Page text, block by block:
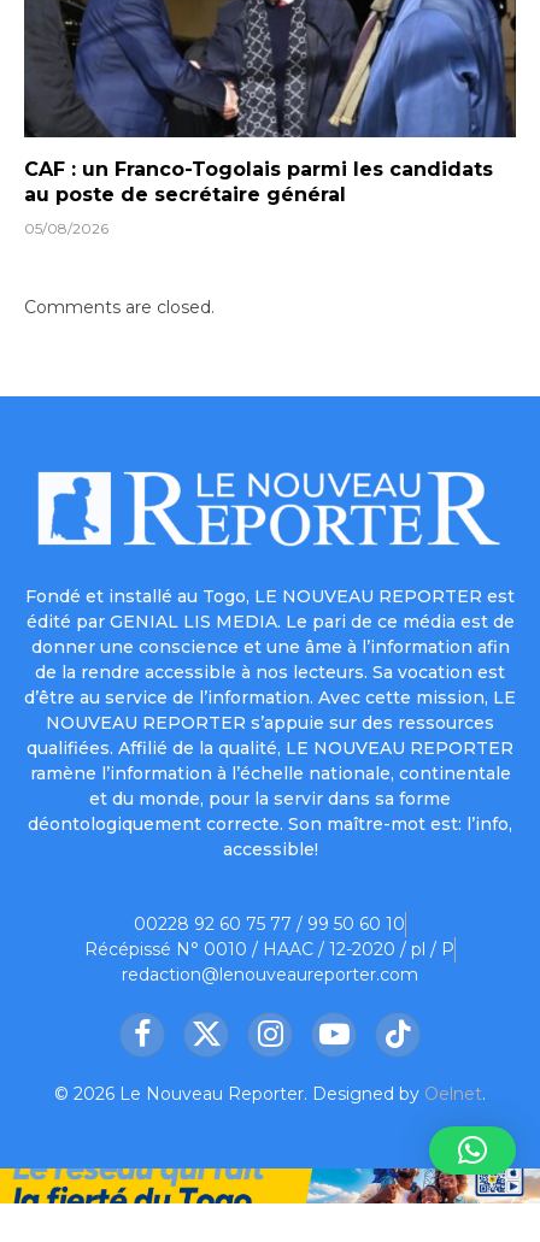
CAF : un Franco-Togolais parmi les candidats
au poste de secrétaire général
05/08/2026
Comments are closed.
Fondé et installé au Togo, LE NOUVEAU REPORTER est
édité par GENIAL LIS MEDIA. Le pari de ce média est de
donner une conscience et une âme à l’information afin
de la rendre accessible à nos lecteurs. Sa vocation est
d’être au service de l’information. Avec cette mission, LE
NOUVEAU REPORTER s’appuie sur des ressources
qualifiées. Affilié de la qualité, LE NOUVEAU REPORTER
ramène l’information à l’échelle nationale, continentale
et du monde, pour la servir dans sa forme
déontologiquement correcte. Son maître-mot est: l’info,
accessible!
00228 92 60 75 77 / 99 50 60 10
Récépissé N° 0010 / HAAC / 12-2020 / pl / P
redaction@lenouveaureporter.com
Facebook
X
InstagramYouTubeTikTok
© 2026 Le Nouveau Reporter. Designed by Oelnet.